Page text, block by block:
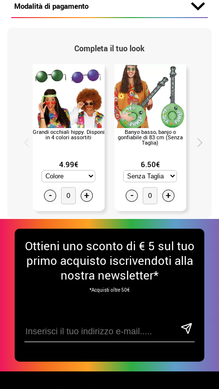
Modalità di pagamento
Completa il tuo look
Grandi occhiali hippy. Disponibile
in 4 colori assortiti
4.99€
- +
Banyo basso, banjo o
gonfiabile di 83 cm (Senza
Taglia)
6.50€
- +
Ottieni uno sconto di € 5 sul tuo
primo acquisto iscrivendoti alla
nostra newsletter*
*Acquisti oltre 50€